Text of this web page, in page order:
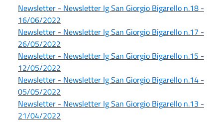
Newsletter - Newsletter Ig San Giorgio Bigarello n.18 -
16/06/2022
Newsletter - Newsletter Ig San Giorgio Bigarello n.17 -
26/05/2022
Newsletter - Newsletter Ig San Giorgio Bigarello n.15 -
12/05/2022
Newsletter - Newsletter Ig San Giorgio Bigarello n.14 -
05/05/2022
Newsletter - Newsletter Ig San Giorgio Bigarello n.13 -
21/04/2022